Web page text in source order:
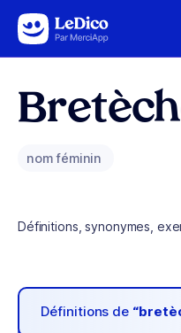
Aller au contenu
nom féminin
Définitions, synonymes,
Définitions de